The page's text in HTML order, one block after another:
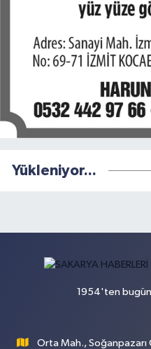
Yükleniyor...
1954'ten
Orta Mah., Soğanpazarı